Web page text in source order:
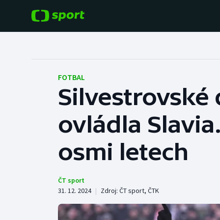
Hokej
Tenis
Baseball a softbal
Basketbal
Biatlon
FOTBAL
ovládla
osmi letech
ČT sport
31. 12. 2024 | Zdroj: ČT sport, ČTK